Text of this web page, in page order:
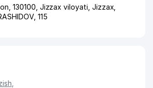
130100, Jizzax viloyati Jizzax
, 115